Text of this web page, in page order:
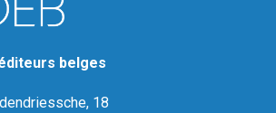
belges
18